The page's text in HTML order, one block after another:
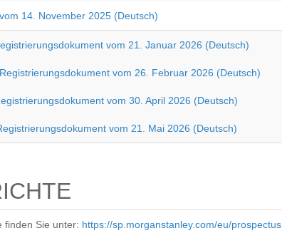
14. November 2025 (Deutsch)
vom 21. Januar 2026 (Deutsch)
vom 26. Februar 2026 (Deutsch)
vom 30. April 2026 (Deutsch)
vom 21. Mai 2026 (Deutsch)
finden Sie unter: https://sp.morganstanley.com/eu/prospectus